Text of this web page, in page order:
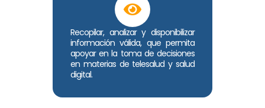
Recopilar, analizar y disponibilizar
información válida, que permita
apoyar en la toma de decisiones
en materias de telesalud y salud
digital.